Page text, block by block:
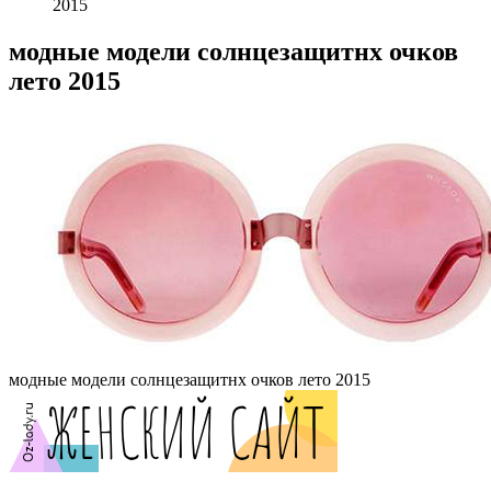
2015
модные модели солнцезащитнх очков
лето 2015
модные модели солнцезащитнх очков лето 2015